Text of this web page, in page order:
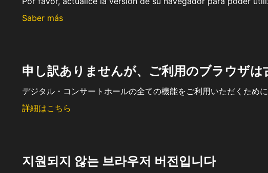
Saber más
申し訳ありませんが、ご利用のブラウザ
デジタル・コンサートホールの全ての機能をご利用いただくため
詳細はこちら
지원되지 않는 브라우저 버전입니다